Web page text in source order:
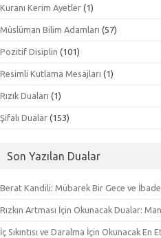
Kuranı Kerim Ayetler (1)
Müslüman Bilim Adamları (57)
Pozitif Disiplin (101)
Resimli Kutlama Mesajları (1)
Rızık Duaları (1)
Şifalı Dualar (153)
Son Yazılan Dualar
Berat Kandili: Mübarek Bir Gece ve
Rızkın Artması İçin Okunacak Dualar:
İç Sıkıntısı ve Daralma İçin Okunacak En